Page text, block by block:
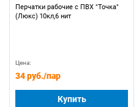
Перчатки рабочие с ПВХ "Точка"
(Люкс) 10кл,6 нит
Цена:
34 руб./пар
Купить